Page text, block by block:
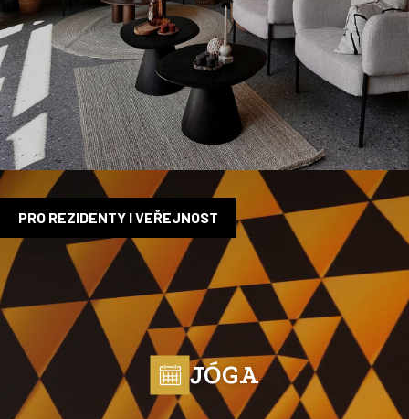
PRO REZIDENTY I VEŘEJNOST
JÓGA